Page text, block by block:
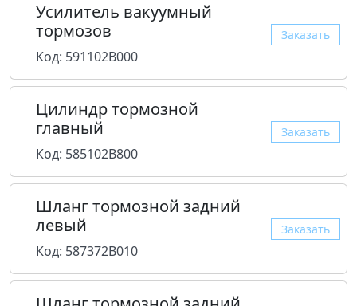
Усилитель вакуумный
тормозов
Код: 591102B000
Заказать
Цилиндр тормозной
главный
Код: 585102B800
Заказать
Шланг тормозной задний
левый
Код: 587372B010
Заказать